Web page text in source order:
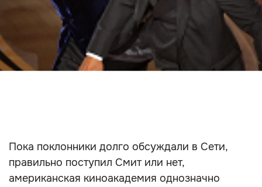
Пока поклонники долго обсуждали в Сети,
правильно поступил Смит или нет,
американская киноакадемия однозначно